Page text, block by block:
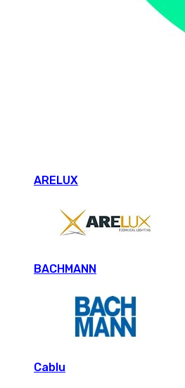
ARELUX
BACHMANN
Cablu